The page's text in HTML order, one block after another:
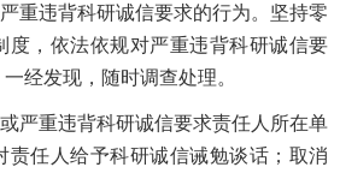
重违背科研诚信要求的行为。坚持零
度，依法依规对严重违背科研诚信要
经发现，随时调查处理。
严重违背科研诚信要求责任人所在单
责任人给予科研诚信诫勉谈话；取消